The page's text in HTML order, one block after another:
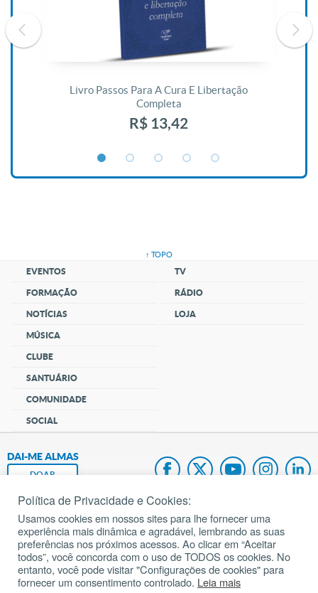
Livro Passos Para A Cura E Libertação
Completa
R$ 13,42
↑ TOPO
EVENTOS
FORMAÇÃO
NOTÍCIAS
MÚSICA
CLUBE
SANTUÁRIO
COMUNIDADE
SOCIAL
TV
RÁDIO
LOJA
DAI-ME ALMAS
DOAR
Fundação João Paulo II
Pedido de Oração
Mapa do site
Política de Privacidade e Cookies:
Usamos cookies em nossos sites para lhe fornecer uma
experiência mais dinâmica e agradável, lembrando as suas
preferências nos próximos acessos. Ao clicar em “Aceitar
todos”, você concorda com o uso de TODOS os cookies. No
entanto, você pode visitar "Configurações de cookies" para
fornecer um consentimento controlado. Leia mais